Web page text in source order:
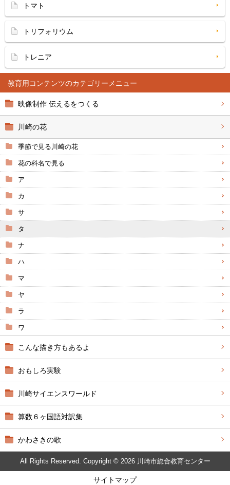
教育用コンテンツ
映像制作 伝えるをつくる
川崎の花
季節で見る川崎の花
花の科名で見る
ア
カ
サ
タ
ナ
ハ
マ
ヤ
ラ
ワ
こんな描き方もあるよ
おもしろ実験
川崎サイエンスワールド
算数６ヶ国語対訳集
かわさきの歌
トマト
トリフォリウム
トレニア
All Rights Reserved. Copyright © 2026 川崎市総合教育センター
サイトマップ